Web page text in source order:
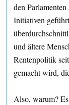
den
Initiativen
und ältere
Rentenpolitik
gemacht wird,
Also, warum?